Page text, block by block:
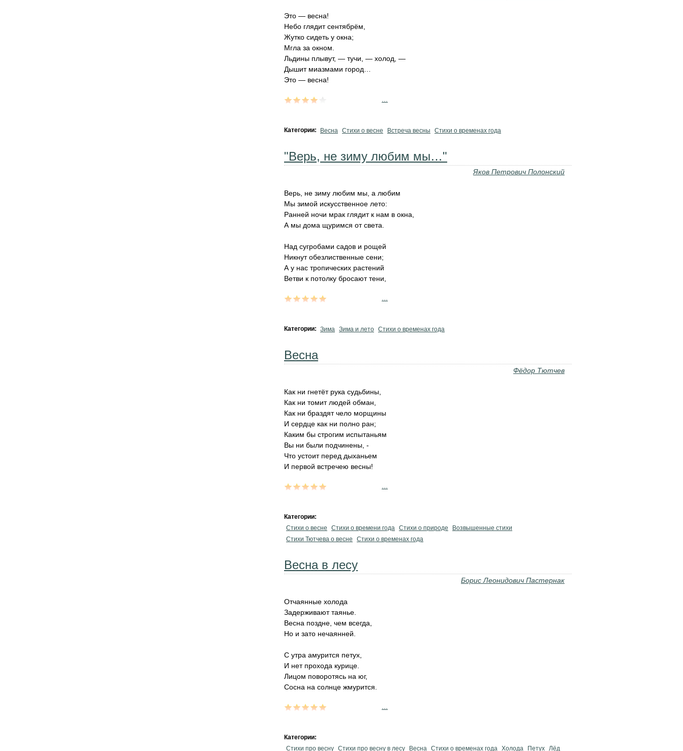
‎Это — весна!
Небо глядит сентябрём,
Жутко сидеть у окна;
‎Мгла за окном.
Льдины плывут, — тучи, — холод, —
Дышит миазмами город…
‎Это — весна!
Категории: Весна Стихи о весне Встреча весны Стихи о временах года
"Верь, не зиму любим мы…"
Яков Петрович Полонский
Верь, не зиму любим мы, а любим
Мы зимой искусственное лето:
Ранней ночи мрак глядит к нам в окна,
А мы дома щуримся от света.
Над сугробами садов и рощей
Никнут обезлиственные сени;
А у нас тропических растений
Ветви к потолку бросают тени,
Категории: Зима Зима и лето Стихи о временах года
Весна
Фёдор Тютчев
Как ни гнетёт рука судьбины,
Как ни томит людей обман,
Как ни браздят чело морщины
И сердце как ни полно ран;
Каким бы строгим испытаньям
Вы ни были подчинены, -
Что устоит перед дыханьем
И первой встречею весны!
Категории:
Стихи о весне
Стихи о времени года Стихи о природе
Возвышенные стихи
Стихи Тютчева о весне
Стихи о временах года
Весна в лесу
Борис Леонидович Пастернак
Отчаянные холода
Задерживают таянье.
Весна поздне, чем всегда,
Но и зато нечаянней.
С утра амурится петух,
И нет прохода курице.
Лицом поворотясь на юг,
Сосна на солнце жмурится.
Категории:
Стихи про весну Стихи про весну в лесу Весна Стихи о временах года Холода Петух Лёд